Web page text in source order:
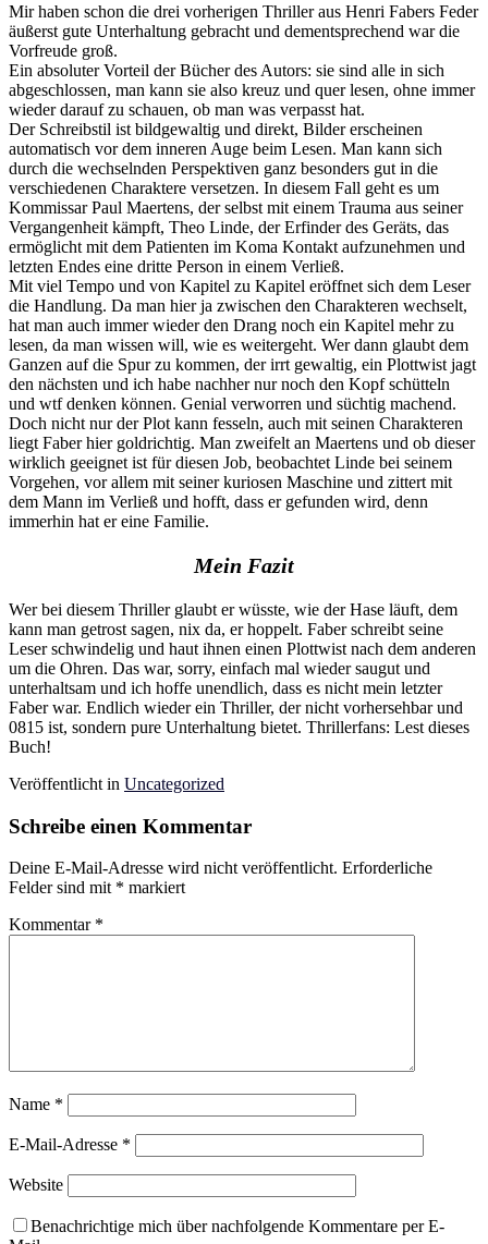
Mir haben schon die drei vorherigen Thriller aus Henri Fabers Feder
äußerst gute Unterhaltung gebracht und dementsprechend war die
Vorfreude groß.
Ein absoluter Vorteil der Bücher des Autors: sie sind alle in sich
abgeschlossen, man kann sie also kreuz und quer lesen, ohne immer
wieder darauf zu schauen, ob man was verpasst hat.
Der Schreibstil ist bildgewaltig und direkt, Bilder erscheinen
automatisch vor dem inneren Auge beim Lesen. Man kann sich
durch die wechselnden Perspektiven ganz besonders gut in die
verschiedenen Charaktere versetzen. In diesem Fall geht es um
Kommissar Paul Maertens, der selbst mit einem Trauma aus seiner
Vergangenheit kämpft, Theo Linde, der Erfinder des Geräts, das
ermöglicht mit dem Patienten im Koma Kontakt aufzunehmen und
letzten Endes eine dritte Person in einem Verließ.
Mit viel Tempo und von Kapitel zu Kapitel eröffnet sich dem Leser
die Handlung. Da man hier ja zwischen den Charakteren wechselt,
hat man auch immer wieder den Drang noch ein Kapitel mehr zu
lesen, da man wissen will, wie es weitergeht. Wer dann glaubt dem
Ganzen auf die Spur zu kommen, der irrt gewaltig, ein Plottwist jagt
den nächsten und ich habe nachher nur noch den Kopf schütteln
und wtf denken können. Genial verworren und süchtig machend.
Doch nicht nur der Plot kann fesseln, auch mit seinen Charakteren
liegt Faber hier goldrichtig. Man zweifelt an Maertens und ob dieser
wirklich geeignet ist für diesen Job, beobachtet Linde bei seinem
Vorgehen, vor allem mit seiner kuriosen Maschine und zittert mit
dem Mann im Verließ und hofft, dass er gefunden wird, denn
immerhin hat er eine Familie.
Mein Fazit
Wer bei diesem Thriller glaubt er wüsste, wie der Hase läuft, dem
kann man getrost sagen, nix da, er hoppelt. Faber schreibt seine
Leser schwindelig und haut ihnen einen Plottwist nach dem anderen
um die Ohren. Das war, sorry, einfach mal wieder saugut und
unterhaltsam und ich hoffe unendlich, dass es nicht mein letzter
Faber war. Endlich wieder ein Thriller, der nicht vorhersehbar und
0815 ist, sondern pure Unterhaltung bietet. Thrillerfans: Lest dieses
Buch!
Veröffentlicht in Uncategorized
Schreibe einen Kommentar
Deine E-Mail-Adresse wird nicht veröffentlicht. Erforderliche
Felder sind mit * markiert
Kommentar *
Name *
E-Mail-Adresse *
Website
Benachrichtige mich über nachfolgende Kommentare per E-